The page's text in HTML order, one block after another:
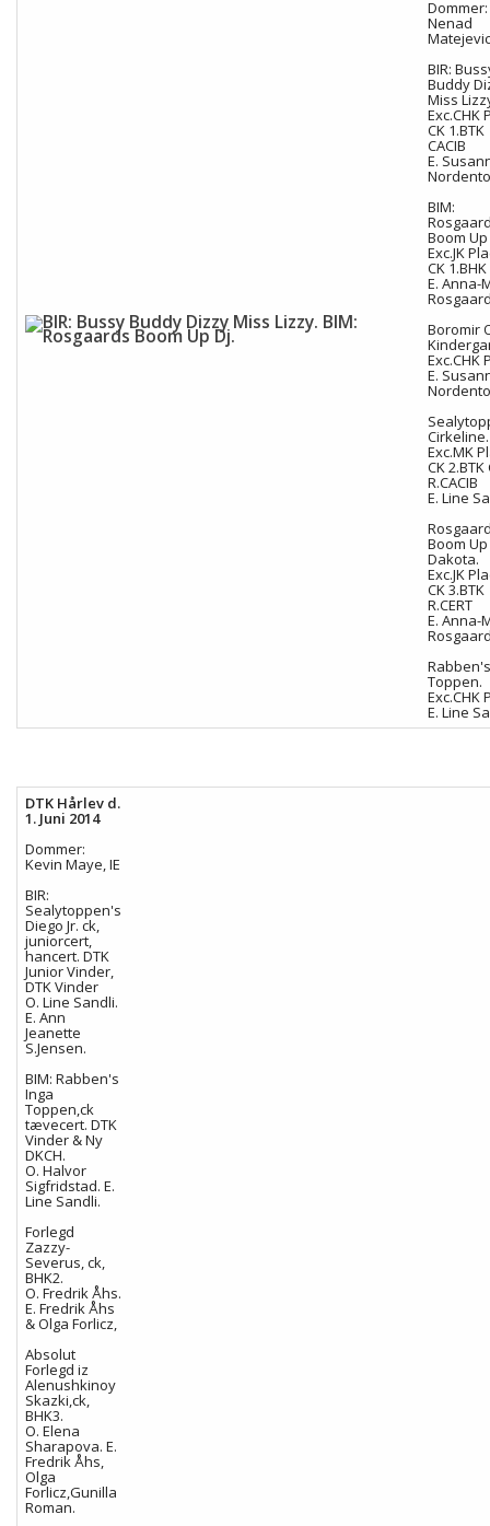
Dommer:
Nenad
BIR:
Buddy
Miss
Exc.CHK
CK 1.BTK
CACIB
E.
BIM:
Boom Up
Exc.JK
CK 1.BHK
E. Anna-
Boromir
Exc.CHK
E.
Cirkeline.
Exc.MK
CK 2.BTK
R.CACIB
E. Line
Boom Up
Dakota.
Exc.JK
CK 3.BTK
R.CERT
E. Anna-
Toppen.
Exc.CHK
E. Line
DTK Hårlev d.
1. Juni 2014
Dommer:
Kevin Maye, IE
BIR:
Sealytoppen's
Diego Jr. ck,
juniorcert,
hancert. DTK
Junior Vinder,
DTK Vinder
O. Line Sandli.
E. Ann
Jeanette
S.Jensen.
BIM: Rabben's
Inga
Toppen,ck
tævecert. DTK
Vinder & Ny
DKCH.
O. Halvor
Sigfridstad. E.
Line Sandli.
Forlegd
Zazzy-
Severus, ck,
BHK2.
O. Fredrik Åhs.
E. Fredrik Åhs
& Olga Forlicz,
Absolut
Forlegd iz
Alenushkinoy
Skazki,ck,
BHK3.
O. Elena
Sharapova. E.
Fredrik Åhs,
Olga
Forlicz,Gunilla
Roman.